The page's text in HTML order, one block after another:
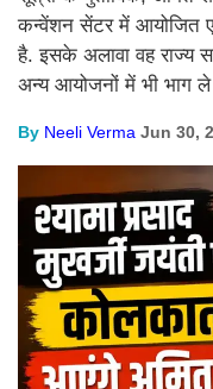
कन्वेंशन सेंटर में आयोजित
है. इसके अलावा वह राज्य
अन्य आयोजनों में भी भाग
By Neeli Verma Jun 30,